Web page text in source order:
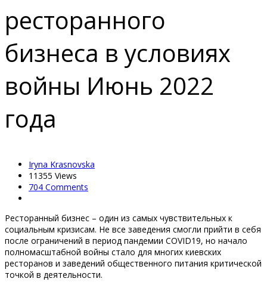
ресторанного
бизнеса в условиях
войны Июнь 2022
года
Iryna Krasnovska
11355 Views
704 Comments
Ресторанный бизнес – один из самых чувствительных к
социальным кризисам. Не все заведения смогли прийти в себя
после ограничений в период пандемии COVID19, но начало
полномасштабной войны стало для многих киевских
ресторанов и заведений общественного питания критической
точкой в ​​деятельности.